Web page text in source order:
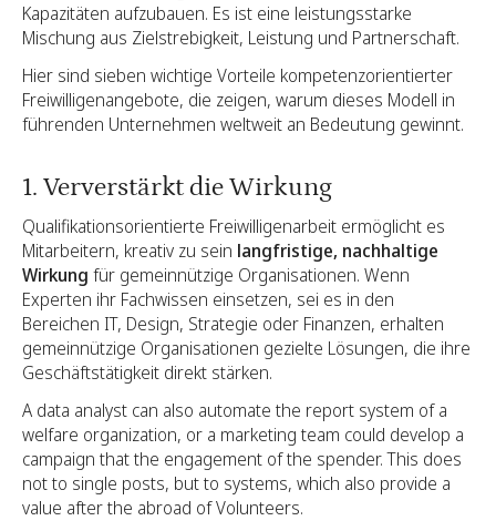
Kapazitäten aufzubauen. Es ist eine leistungsstarke
Mischung aus Zielstrebigkeit, Leistung und Partnerschaft.
Hier sind sieben wichtige Vorteile kompetenzorientierter
Freiwilligenangebote, die zeigen, warum dieses Modell in
führenden Unternehmen weltweit an Bedeutung gewinnt.
1. Ververstärkt die Wirkung
Qualifikationsorientierte Freiwilligenarbeit ermöglicht es
Mitarbeitern, kreativ zu sein langfristige, nachhaltige
Wirkung für gemeinnützige Organisationen. Wenn
Experten ihr Fachwissen einsetzen, sei es in den
Bereichen IT, Design, Strategie oder Finanzen, erhalten
gemeinnützige Organisationen gezielte Lösungen, die ihre
Geschäftstätigkeit direkt stärken.
A data analyst can also automate the report system of a
welfare organization, or a marketing team could develop a
campaign that the engagement of the spender. This does
not to single posts, but to systems, which also provide a
value after the abroad of Volunteers.